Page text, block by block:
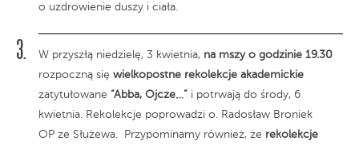
o uzdrowienie duszy i ciała.
W przyszłą niedzielę, 3 kwietnia, na mszy o godzinie 19.30
rozpoczną się wielkopostne rekolekcje akademickie
zatytułowane “Abba, Ojcze…” i potrwają do środy, 6
kwietnia. Rekolekcje poprowadzi o. Radosław Broniek
OP ze Służewa. Przypominamy również, że rekolekcje